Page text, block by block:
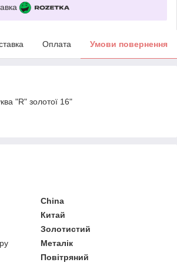
Оплата Умови повернення
"R" золотої 16"
China
Китай
Золотистий
Металік
Повітряний